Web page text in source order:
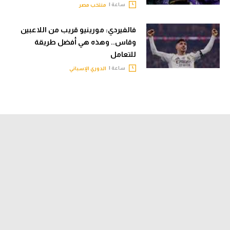
ساعة | منتخب مصر
فالفيردي: مورينيو قريب من اللاعبين
وقاس.. وهذه هي أفضل طريقة
للتعامل
ساعة | الدوري الإسباني